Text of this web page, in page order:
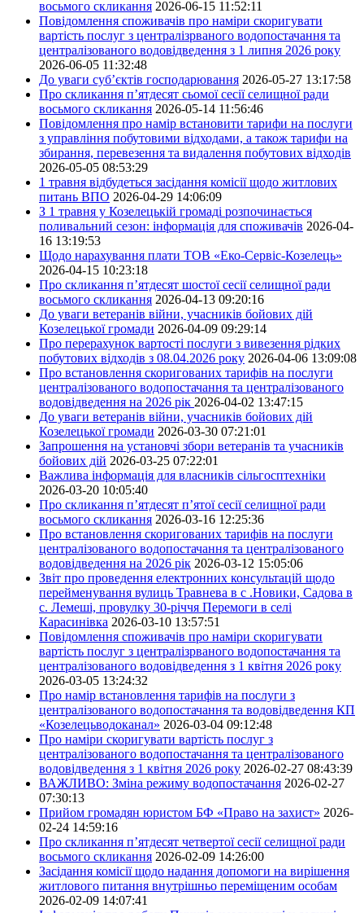
восьмого скликання 2026-06-15 11:52:11
Повідомлення споживачів про наміри скоригувати
вартість послуг з централізрваного водопостачання та
централізованого водовідведення з 1 липня 2026 року
2026-06-05 11:32:48
До уваги суб’єктів господарювання 2026-05-27 13:17:58
Про скликання п’ятдесят сьомої сесії селищної ради
восьмого скликання 2026-05-14 11:56:46
Повідомлення про намір встановити тарифи на послуги
з управління побутовими відходами, а також тарифи на
збирання, перевезення та видалення побутових відходів
2026-05-05 08:53:29
1 травня відбудеться засідання комісії щодо житлових
питань ВПО 2026-04-29 14:06:09
З 1 травня у Козелецькій громаді розпочинається
поливальний сезон: інформація для споживачів 2026-04-
16 13:19:53
Щодо нарахування плати ТОВ «Еко-Сервіс-Козелець»
2026-04-15 10:23:18
Про скликання п’ятдесят шостої сесії селищної ради
восьмого скликання 2026-04-13 09:20:16
До уваги ветеранів війни, учасників бойових дій
Козелецької громади 2026-04-09 09:29:14
Про перерахунок вартості послуги з вивезення рідких
побутових відходів з 08.04.2026 року 2026-04-06 13:09:08
Про встановлення скоригованих тарифів на послуги
централізованого водопостачання та централізованого
водовідведення на 2026 рік 2026-04-02 13:47:15
До уваги ветеранів війни, учасників бойових дій
Козелецької громади 2026-03-30 07:21:01
Запрошення на установчі збори ветеранів та учасників
бойових дій 2026-03-25 07:22:01
Важлива інформація для власників сільгосптехніки
2026-03-20 10:05:40
Про скликання п’ятдесят п’ятої сесії селищної ради
восьмого скликання 2026-03-16 12:25:36
Про встановлення скоригованих тарифів на послуги
централізованого водопостачання та централізованого
водовідведення на 2026 рік 2026-03-12 15:05:06
Звіт про проведення електронних консультацій щодо
перейменування вулиць Травнева в с .Новики, Садова в
с. Лемеші, провулку 30-річчя Перемоги в селі
Карасинівка 2026-03-10 13:57:51
Повідомлення споживачів про наміри скоригувати
вартість послуг з централізрваного водопостачання та
централізованого водовідведення з 1 квітня 2026 року
2026-03-05 13:24:32
Про намір встановлення тарифів на послуги з
централізованого водопостачання та водовідведення КП
«Козелецьводоканал» 2026-03-04 09:12:48
Про наміри скоригувати вартість послуг з
централізованого водопостачання та централізованого
водовідведення з 1 квітня 2026 року 2026-02-27 08:43:39
ВАЖЛИВО: Зміна режиму водопостачання 2026-02-27
07:30:13
Прийом громадян юристом БФ «Право на захист» 2026-
02-24 14:59:16
Про скликання п’ятдесят четвертої сесії селищної ради
восьмого скликання 2026-02-09 14:26:00
Засідання комісії щодо надання допомоги на вирішення
житлового питання внутрішньо переміщеним особам
2026-02-09 14:07:41